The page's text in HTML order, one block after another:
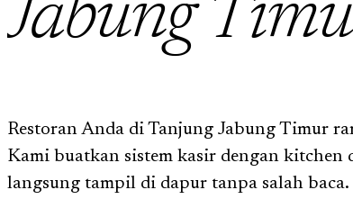
Jabung
Restoran Anda di Tanjung Jabung Timur
Kami buatkan sistem kasir dengan kitchen
langsung tampil di dapur tanpa salah baca.